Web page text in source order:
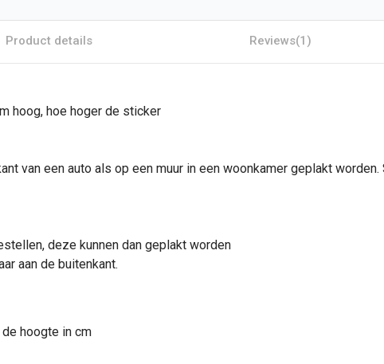
Product details Reviews(1)
hoog, hoe hoger de sticker
van een auto als op een muur in een woonkamer geplakt
deze kunnen dan geplakt worden
aan de buitenkant.
hoogte in cm